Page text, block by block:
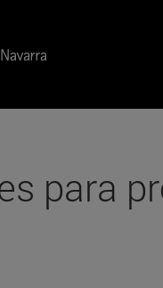
para